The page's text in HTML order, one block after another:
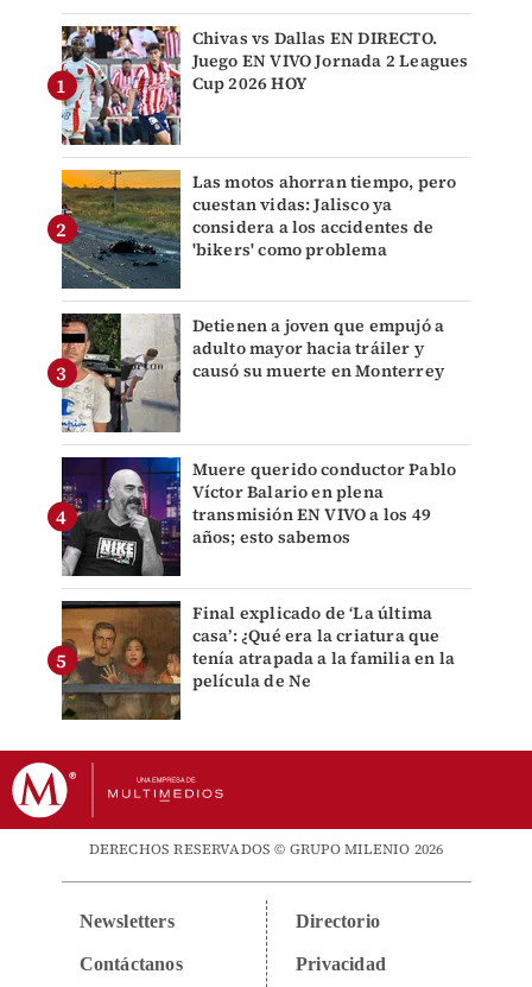
Chivas vs Dallas EN DIRECTO.
Juego EN VIVO Jornada 2 Leagues
Cup 2026 HOY
Las motos ahorran tiempo, pero
cuestan vidas: Jalisco ya
considera a los accidentes de
'bikers' como problema
Detienen a joven que empujó a
adulto mayor hacia tráiler y
causó su muerte en Monterrey
Muere querido conductor Pablo
Víctor Balario en plena
transmisión EN VIVO a los 49
años; esto sabemos
Final explicado de ‘La última
casa’: ¿Qué era la criatura que
tenía atrapada a la familia en la
película de Ne
DERECHOS RESERVADOS © GRUPO MILENIO 2026
Newsletters
Contáctanos
Directorio
Privacidad